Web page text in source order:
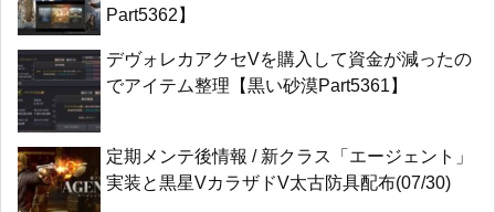
Part5362】
デヴォレカアクセVを購入して資金が減ったの
でアイテム整理【黒い砂漠Part5361】
定期メンテ後情報 / 新クラス「エージェント」
実装と黒星VカラザドV太古防具配布(07/30)